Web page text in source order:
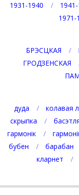
1931-1940
1971-
БРЭСЦКАЯ
ГРОДЗЕНСКАЯ
дуда колавая
скрыпка
гармонік
бубен
барабан
кларнет